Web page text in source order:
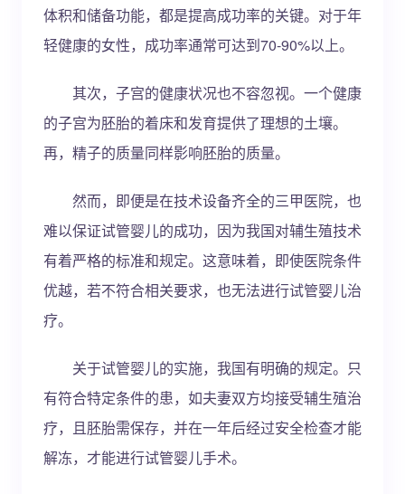
体积和储备功能，都是提高成功率的关键。对于年
轻健康的女性，成功率通常可达到70-90%以上。
其次，子宫的健康状况也不容忽视。一个健康
的子宫为胚胎的着床和发育提供了理想的土壤。
再，精子的质量同样影响胚胎的质量。
然而，即便是在技术设备齐全的三甲医院，也
难以保证试管婴儿的成功，因为我国对辅生殖技术
有着严格的标准和规定。这意味着，即使医院条件
优越，若不符合相关要求，也无法进行试管婴儿治
疗。
关于试管婴儿的实施，我国有明确的规定。只
有符合特定条件的患，如夫妻双方均接受辅生殖治
疗，且胚胎需保存，并在一年后经过安全检查才能
解冻，才能进行试管婴儿手术。